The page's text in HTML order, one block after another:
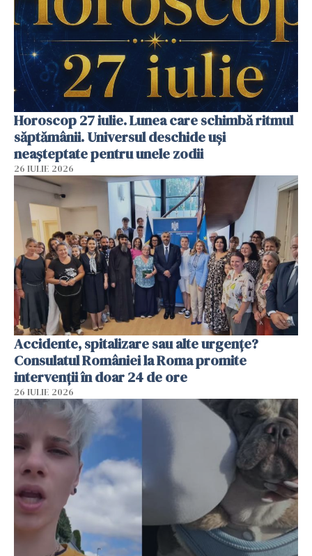
Horoscop 27 iulie. Lunea care schimbă ritmul
săptămânii. Universul deschide uși
neașteptate pentru unele zodii
26 IULIE 2026
Accidente, spitalizare sau alte urgențe?
Consulatul României la Roma promite
intervenții în doar 24 de ore
26 IULIE 2026